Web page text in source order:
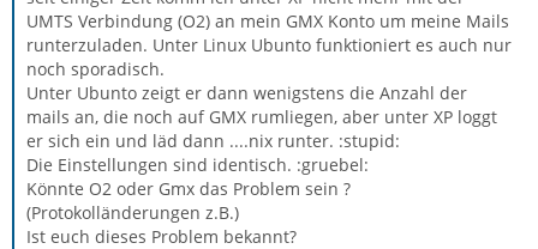
UMTS Verbindung (O2) an mein GMX Konto um meine Mails
runterzuladen. Unter Linux Ubunto funktioniert es auch nur
noch sporadisch.
Unter Ubunto zeigt er dann wenigstens die Anzahl der
mails an, die noch auf GMX rumliegen, aber unter XP loggt
er sich ein und läd dann ....nix runter. :stupid:
Die Einstellungen sind identisch. :gruebel:
Könnte O2 oder Gmx das Problem sein ?
(Protokolländerungen z.B.)
Ist euch dieses Problem bekannt?